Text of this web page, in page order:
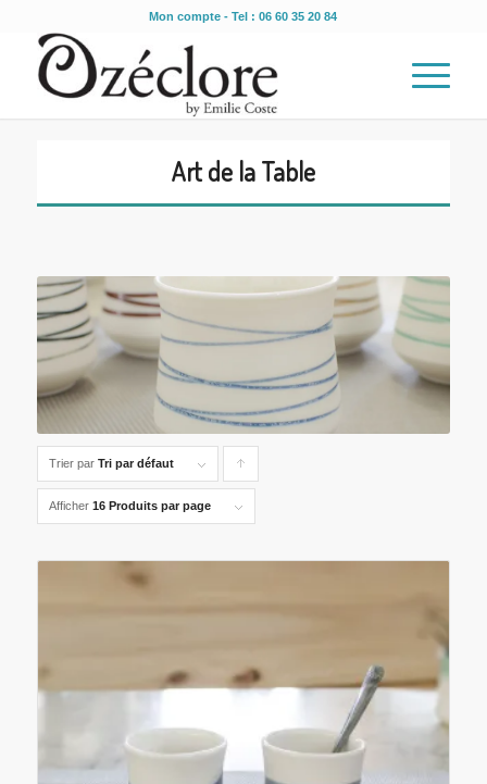
Mon compte- Tel : 06 60 35 20 84
Art de la Table
Trier par Tri par défaut
les
ordre
Afficher 16 Produits par page